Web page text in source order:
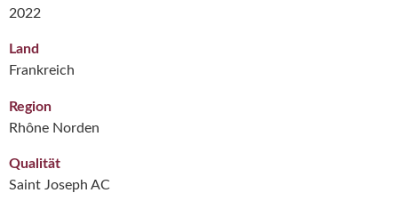
2022
Land
Frankreich
Region
Rhône Norden
Qualität
Saint Joseph AC